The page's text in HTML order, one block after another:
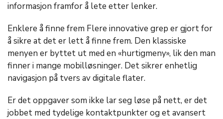
informasjon framfor å lete etter lenker.
Enklere å finne frem Flere innovative grep er gjort for
å sikre at det er lett å finne frem. Den klassiske
menyen er byttet ut med en «hurtigmeny», lik den man
finner i mange mobilløsninger. Det sikrer enhetlig
navigasjon på tvers av digitale flater.
Er det oppgaver som ikke lar seg løse på nett, er det
jobbet med tydelige kontaktpunkter og et avansert